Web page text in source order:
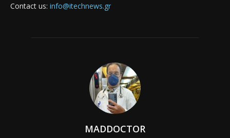
Contact us: info@itechnews.gr
MADDOCTOR